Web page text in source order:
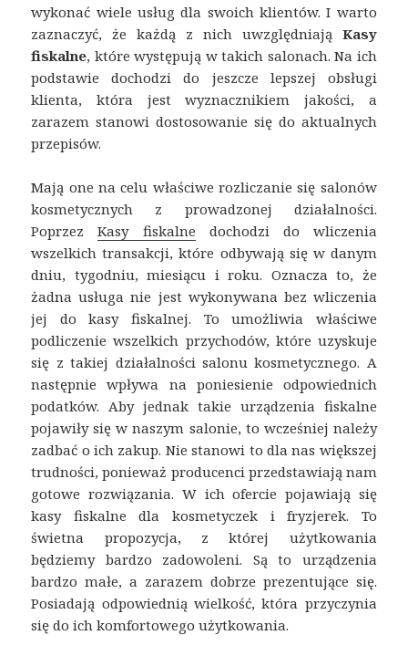
wykonać wiele usług dla swoich klientów. I warto
zaznaczyć, że każdą z nich uwzględniają Kasy
fiskalne, które występują w takich salonach. Na ich
podstawie dochodzi do jeszcze lepszej obsługi
klienta, która jest wyznacznikiem jakości, a
zarazem stanowi dostosowanie się do aktualnych
przepisów.
Mają one na celu właściwe rozliczanie się salonów
kosmetycznych z prowadzonej działalności.
PoprzezKasy fiskalne dochodzi do wliczenia
wszelkich transakcji, które odbywają się w danym
dniu, tygodniu, miesiącu i roku. Oznacza to, że
żadna usługa nie jest wykonywana bez wliczenia
jej do kasy fiskalnej. To umożliwia właściwe
podliczenie wszelkich przychodów, które uzyskuje
się z takiej działalności salonu kosmetycznego. A
następnie wpływa na poniesienie odpowiednich
podatków. Aby jednak takie urządzenia fiskalne
pojawiły się w naszym salonie, to wcześniej należy
zadbać o ich zakup. Nie stanowi to dla nas większej
trudności, ponieważ producenci przedstawiają nam
gotowe rozwiązania. W ich ofercie pojawiają się
kasy fiskalne dla kosmetyczek i fryzjerek. To
świetna propozycja, z której użytkowania
będziemy bardzo zadowoleni. Są to urządzenia
bardzo małe, a zarazem dobrze prezentujące się.
Posiadają odpowiednią wielkość, która przyczynia
się do ich komfortowego użytkowania.